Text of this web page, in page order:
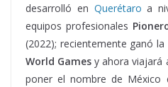
desarrolló en Querétaro a
equipos profesionales
(2022); recientemente ganó la
World Games y ahora viajará
poner el nombre de México